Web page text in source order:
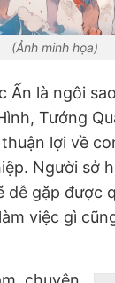
(Ảnh minh họa)
Ấn là ngôi
Tướng
lợi về
Người sở
dễ gặp được
việc gì